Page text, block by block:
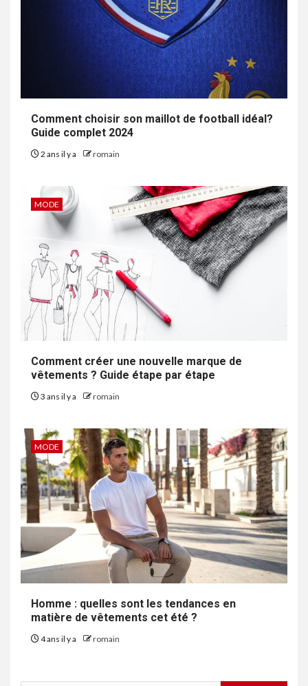
Comment choisir son maillot de football idéal?
Guide complet 2024
2 ans il y a romain
MODE
Comment créer une nouvelle marque de
vêtements ? Guide étape par étape
3 ans il y a romain
MODE
Homme : quelles sont les tendances en
matière de vêtements cet été ?
4 ans il y a romain